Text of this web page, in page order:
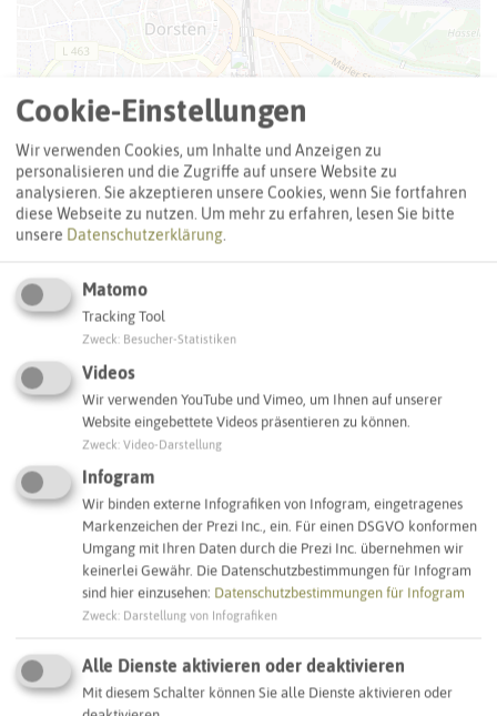
Adresse:
Platane (ND 107)
Vestische Allee 14
46282 Dorsten
Interaktive Karte
SCHLAGWORTE
So ordnen wir dieses Objekt ein
Baum (ND)
Cookie-Einstellungen
Wir verwenden Cookies, um Inhalte und Anzeigen zu
personalisieren und die Zugriffe auf unsere Website zu
analysieren. Sie akzeptieren unsere Cookies, wenn Sie fortfahren
diese Webseite zu nutzen. Um mehr zu erfahren, lesen Sie bitte
unsere Datenschutzerklärung.
Matomo
Tracking Tool
Zweck Besucher-Statistiken
Videos
Wir verwenden YouTube und Vimeo, um Ihnen auf unserer
Website eingebettete Videos präsentieren zu können.
Zweck Video-Darstellung
Infogram
Wir binden externe Infografiken von Infogram, eingetragenes
Markenzeichen der Prezi Inc., ein. Für einen DSGVO konformen
Umgang mit Ihren Daten durch die Prezi Inc. übernehmen wir
keinerlei Gewähr. Die Datenschutzbestimmungen für Infogram
sind hier einzusehen: Datenschutzbestimmungen für Infogram
Zweck Darstellung von Infografiken
Alle Dienste aktivieren oder deaktivieren
Mit diesem Schalter können Sie alle Dienste aktivieren oder